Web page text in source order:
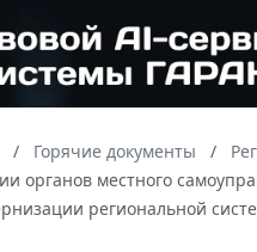
Горячие документы
органов местного
региональной